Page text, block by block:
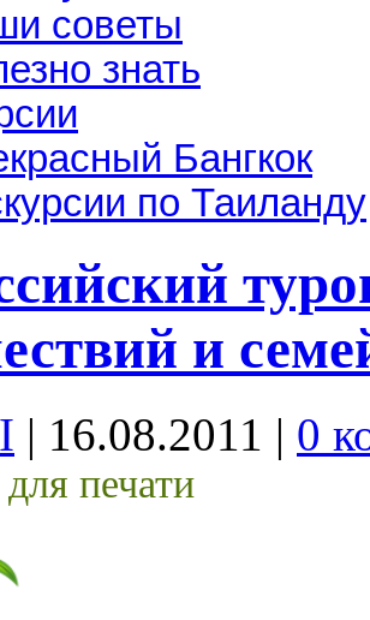
советы
знать
Бангкок
по Таиланду
и
| 16.08.2011 | 0
печати